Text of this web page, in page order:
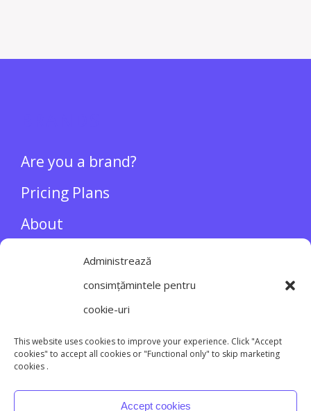
Administrează
consimțămintele pentru
cookie-uri
This website uses cookies to improve your experience. Click "Accept
cookies" to accept all cookies or "Functional only" to skip marketing
cookies .
Accept cookies
Are you a brand?
Pricing Plans
About
INFLUENCERS
Login/Register
Terms and conditions Privacy policy